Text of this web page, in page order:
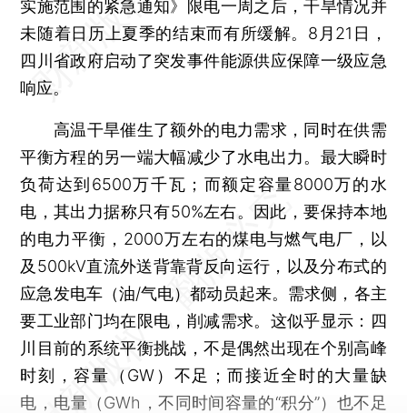
实施范围的紧急通知》限电一周之后，干旱情况并
未随着日历上夏季的结束而有所缓解。8月21日，
四川省政府启动了突发事件能源供应保障一级应急
响应。
高温干旱催生了额外的电力需求，同时在供需
平衡方程的另一端大幅减少了水电出力。最大瞬时
负荷达到6500万千瓦；而额定容量8000万的水
电，其出力据称只有50%左右。因此，要保持本地
的电力平衡，2000万左右的煤电与燃气电厂，以
及500kV直流外送背靠背反向运行，以及分布式的
应急发电车（油/气电）都动员起来。需求侧，各主
要工业部门均在限电，削减需求。这似乎显示：四
川目前的系统平衡挑战，不是偶然出现在个别高峰
时刻，容量（GW）不足；而接近全时的大量缺
电，电量（GWh，不同时间容量的“积分”）也不足